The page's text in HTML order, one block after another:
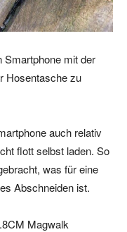
Smartphone mit der
Hosentasche zu
auch relativ
flott selbst laden. So
was für eine
Abschneiden ist.
Magwalk